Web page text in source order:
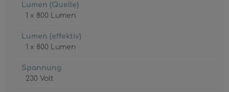
Lumen (Quelle)
1 x 800 Lumen
Lumen (effektiv)
1 x 800 Lumen
Spannung
230 Volt